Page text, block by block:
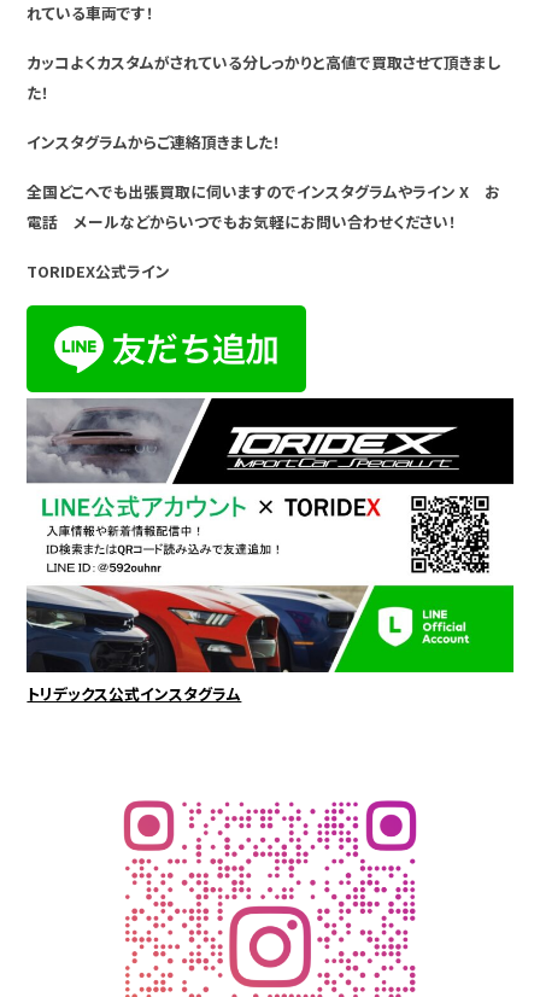
れている車両です！
カッコよくカスタムがされている分しっかりと高値で買取させて頂きまし
た！
インスタグラムからご連絡頂きました！
全国どこへでも出張買取に伺いますのでインスタグラムやライン X お
電話 メールなどからいつでもお気軽にお問い合わせください！
TORIDEX公式ライン
トリデックス公式インスタグラム